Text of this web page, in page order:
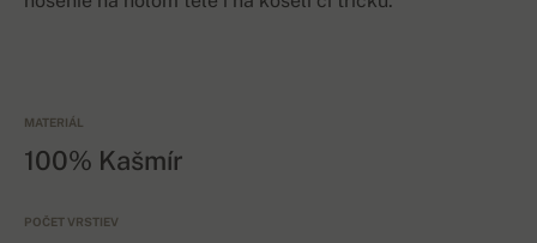
MATERIÁL
100% Kašmír
POČET VRSTIEV